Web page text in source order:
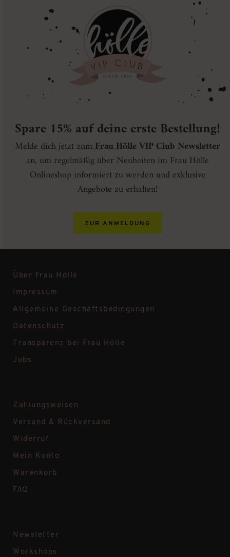
Spare 15% auf deine erste Bestellung!
Melde dich jetzt zum Frau Hölle VIP Club Newsletter
an, um regelmäßig über Neuheiten im Frau Hölle
Onlineshop informiert zu werden und exklusive
Angebote zu erhalten!
ZUR ANMELDUNG
Über Frau Hölle
Impressum
Allgemeine Geschäftsbedingungen
Datenschutz
Transparenz bei Frau Hölle
Jobs
Zahlungsweisen
Versand & Rückversand
Widerruf
Mein Konto
Warenkorb
FAQ
Newsletter
Workshops